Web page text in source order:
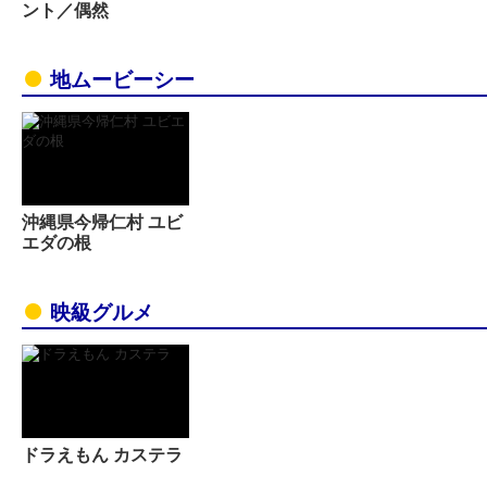
ント／偶然
地ムービーシー
沖縄県今帰仁村 ユビ
エダの根
映級グルメ
ドラえもん カステラ